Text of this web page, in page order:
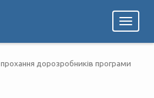
Toggle
прохання дорозробників програми